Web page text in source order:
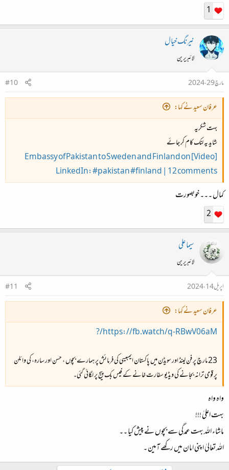
1
نیرنگ خیال
لائبریرین
مارچ 29، 2024
#10
عرفان سعید نے کہا:
بہت شکریہ
شاید یہ لنک کام کر جائے
[Video] Embassy of Pakistan to Sweden and Finland on
LinkedIn: #pakistan #finland | 12 comments
کمال ۔۔۔ خوبصورت
2
سیما علی
لائبریرین
اپریل 14، 2024
#11
عرفان سعید نے کہا:
https://fb.watch/q-RBwV06aM/?
23 مارچ پر فن لینڈ اور سویڈن میں پاکستان ایمبیسی کی فرمائش پر ہمارے بچوں ، حسن اور سارہ، کی وائلن
پر قومی ترانہ بجانے کی ویڈیو سفارت خانے کے فیس بک پیج پر لگائی گئی۔
واہ واہ
بہت اعلیٰ !!!
ماشاء اللہ بہت عمدگی سے بچوں نے پیش کیا ۔۔
اللہ تعالیٰ اپنی امان میں رکھے آمین ۔